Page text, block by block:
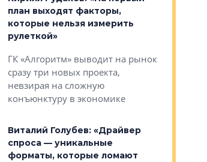
план выходят факторы,
которые нельзя измерить
рулеткой»
ГК «Алгоритм» выводит на рынок
сразу три новых проекта,
невзирая на сложную
конъюнктуру в экономике
Виталий Голубев: «Драйвер
спроса — уникальные
форматы, которые ломают